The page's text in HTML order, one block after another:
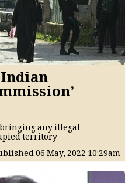
any illegal
territory
06 May, 2022 10:29am